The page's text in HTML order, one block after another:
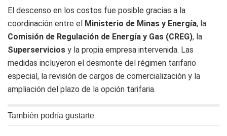
El descenso en los costos fue posible gracias a la
coordinación entre el Ministerio de Minas y Energía, la
Comisión de Regulación de Energía y Gas (CREG), la
Superservicios y la propia empresa intervenida. Las
medidas incluyeron el desmonte del régimen tarifario
especial, la revisión de cargos de comercialización y la
ampliación del plazo de la opción tarifaria.
También podría gustarte